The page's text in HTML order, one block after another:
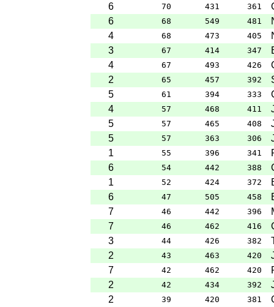
6
70 431 361
6
68 549 481
4
68 473 405
3
67 414 347
4
67 493 426
2
65 457 392
5
61 394 333
4
57 468 411
5
57 465 408
5
57 363 306
1
55 396 341
6
54 442 388
1
52 424 372
6
47 505 458
7
46 442 396
7
46 462 416
3
44 426 382
2
43 463 420
7
42 462 420
2
42 434 392
2
39 420 381